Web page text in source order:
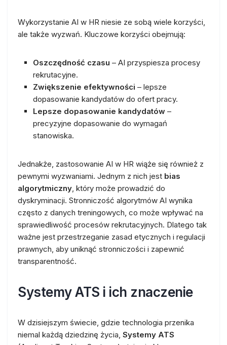
Wykorzystanie AI w HR niesie ze sobą wiele korzyści,
ale także wyzwań. Kluczowe korzyści obejmują:
Oszczędność czasu – AI przyspiesza procesy
rekrutacyjne.
Zwiększenie efektywności – lepsze
dopasowanie kandydatów do ofert pracy.
Lepsze dopasowanie kandydatów –
precyzyjne dopasowanie do wymagań
stanowiska.
Jednakże, zastosowanie AI w HR wiąże się również z
pewnymi wyzwaniami. Jednym z nich jest bias
algorytmiczny, który może prowadzić do
dyskryminacji. Stronniczość algorytmów AI wynika
często z danych treningowych, co może wpływać na
sprawiedliwość procesów rekrutacyjnych. Dlatego tak
ważne jest przestrzeganie zasad etycznych i regulacji
prawnych, aby uniknąć stronniczości i zapewnić
transparentność.
Systemy ATS i ich znaczenie
W dzisiejszym świecie, gdzie technologia przenika
niemal każdą dziedzinę życia, Systemy ATS